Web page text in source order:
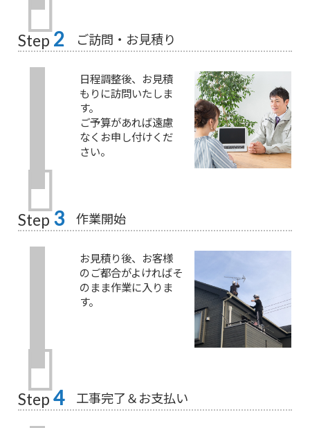
Step 2 ご訪問・お見積り
日程調整後、お見積
もりに訪問いたしま
す。
ご予算があれば遠慮
なくお申し付けくだ
さい。
Step 3 作業開始
お見積り後、お客様
のご都合がよければそ
のまま作業に入りま
す。
Step 4 工事完了＆お支払い